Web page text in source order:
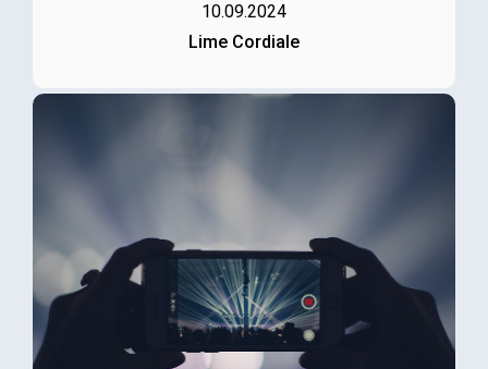
10.09.2024
Lime Cordiale